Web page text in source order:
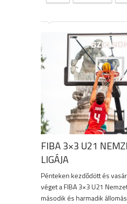
FIBA 3×3 U21
LIGÁJA
Pénteken kezdődött és
véget a FIBA 3×3 U21
második és harmadik